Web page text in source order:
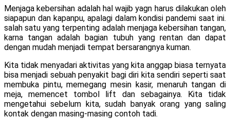
Menjaga kebersihan adalah hal wajib yagn harus dilakukan oleh
siapapun dan kapanpu, apalagi dalam kondisi pandemi saat ini.
salah satu yang terpenting adalah menjaga kebersihan tangan,
karna tangan adalah bagian tubuh yang rentan dan dapat
dengan mudah menjadi tempat bersarangnya kuman.
Kita tidak menyadari aktivitas yang kita anggap biasa ternyata
bisa menjadi sebuah penyakit bagi diri kita sendiri seperti saat
membuka pintu, memegang mesin kasir, menaruh tangan di
meja, memencet tombol lift dan sebagainya. Kita tidak
mengetahui sebelum kita, sudah banyak orang yang saling
kontak dengan masing-masing contoh tadi.